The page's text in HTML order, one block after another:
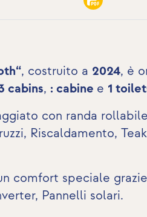
, costruito a 2024, è
cabins, : cabine e 1
con randa
Riscaldamento,
comfort speciale
, Pannelli solari.